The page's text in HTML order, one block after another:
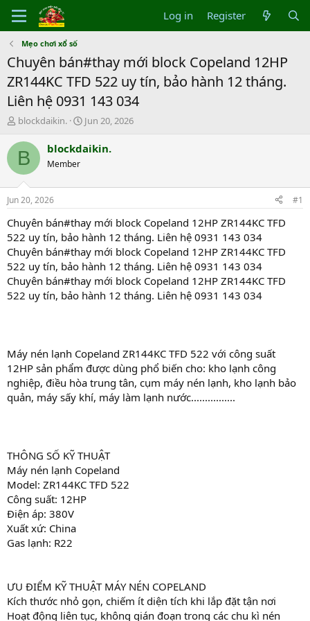
Log in Register
Mẹo chơi xổ số
Chuyên bán#thay mới block Copeland 12HP
ZR144KC TFD 522 uy tín, bảo hành 12 tháng.
Liên hệ 0931 143 034
T
r
e
d
t
a
r
t
e
r
blockdaikin.
S
a
t
e
Jun 20, 2026
B blockdaikin.
Member
Jun 20, 2026 #1
Chuyên bán#thay mới block Copeland 12HP ZR144KC TFD
522 uy tín, bảo hành 12 tháng. Liên hệ 0931 143 034
Chuyên bán#thay mới block Copeland 12HP ZR144KC TFD
522 uy tín, bảo hành 12 tháng. Liên hệ 0931 143 034
Chuyên bán#thay mới block Copeland 12HP ZR144KC TFD
522 uy tín, bảo hành 12 tháng. Liên hệ 0931 143 034
Máy nén lạnh Copeland ZR144KC TFD 522 với công suất
12HP sản phẩm được dùng phổ biến cho: kho lạnh công
nghiệp, điều hòa trung tân, cụm máy nén lạnh, kho lạnh bảo
quản, máy sấy khí, máy làm lạnh nước................
THÔNG SỐ KỸ THUẬT
Máy nén lạnh Copeland
Model: ZR144KC TFD 522
Công suất: 12HP
Điện áp: 380V
Xuất xứ: China
Gas lạnh: R22
ƯU ĐIỂM KỸ THUẬT MÁY NÉN COPELAND
Kích thước nhỏ gọn, chiếm ít diện tích khi lắp đặt tận nơi
Hoạt động liên tục, không gián đoạn trong các chu kì nén